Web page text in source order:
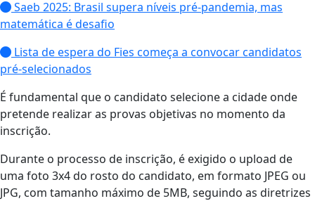
Saeb 2025: Brasil supera níveis pré-pandemia, mas
matemática é desafio
Lista de espera do Fies começa a convocar candidatos
pré-selecionados
É fundamental que o candidato selecione a cidade onde
pretende realizar as provas objetivas no momento da
inscrição.
Durante o processo de inscrição, é exigido o upload de
uma foto 3x4 do rosto do candidato, em formato JPEG ou
JPG, com tamanho máximo de 5MB, seguindo as diretrizes